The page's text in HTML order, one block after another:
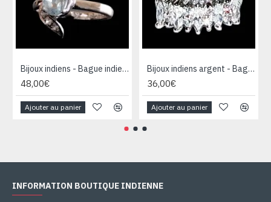
Bijoux indiens - Bague indienne rhodiée Topaze
48,00€
Ajouter au panier
Bijoux indiens argent - Bague indienne oxyde de Zirconium
36,00€
Ajouter au panier
INFORMATION BOUTIQUE INDIENNE